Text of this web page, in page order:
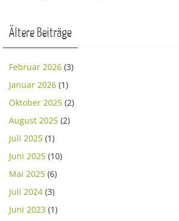
Ältere Beiträge
Februar 2026 (3)
Januar 2026 (1)
Oktober 2025 (2)
August 2025 (2)
Juli 2025 (1)
Juni 2025 (10)
Mai 2025 (6)
Juli 2024 (3)
Juni 2023 (1)